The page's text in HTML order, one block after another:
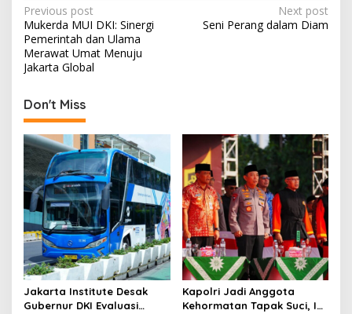
P
o
s
t
n
a
v
i
g
a
t
i
o
n
Previous post
Mukerda MUI DKI: Sinergi
Pemerintah dan Ulama
Merawat Umat Menuju
Jakarta Global
Next post
Seni Perang dalam Diam
Don't Miss
Jakarta Institute Desak
Gubernur DKI Evaluasi
Kapolri Jadi Anggota
Kehormatan Tapak Suci, Ini